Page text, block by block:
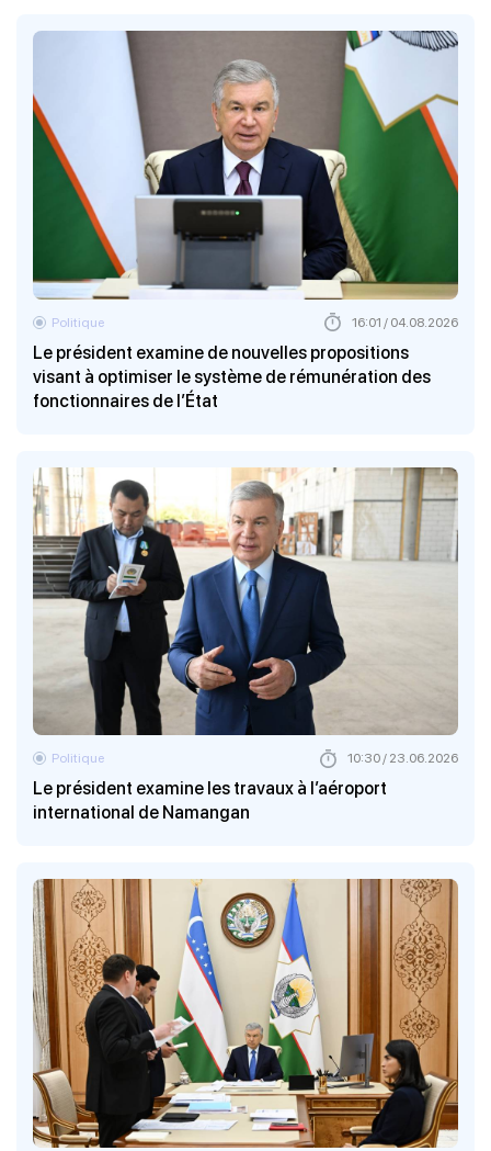
Le président examine de nouvelles propositions
visant à optimiser le système de rémunération des
fonctionnaires de l’État
Politique 16:01 / 04.08.2026
Le président examine les travaux à l’aéroport
international de Namangan
Politique 10:30 / 23.06.2026